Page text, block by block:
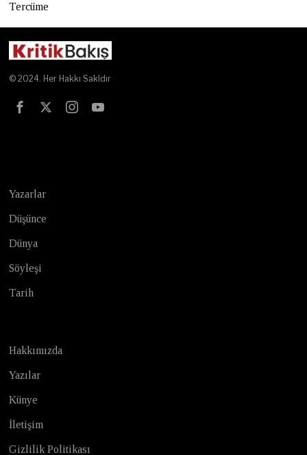
Tercüme
© 2024. Her Hakkı Sakldır
Yazarlar
Düşünce
Dünya
Söyleşi
Tarih
Hakkımızda
Yazılar
Künye
İletişim
Gizlilik Politikası